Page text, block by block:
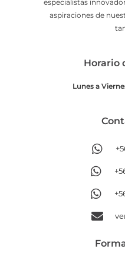
especialistas
aspiraciones de
Horario
Lunes a